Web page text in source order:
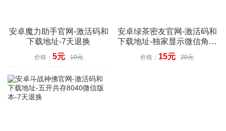
安卓魔力助手官网-激活码和
下载地址-7天退换
价格： 5元 10元
安卓绿茶密友官网-激活码和
下载地址-独家显示微信角标
数字-7天退换
价格： 15元 20元